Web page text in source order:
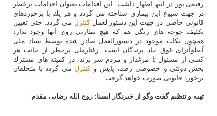
رفیعی پور در انتها اظهار داشت: این اقدامات بعنوان اقدامات پرخطر
در جهت شیوع این بیماری شناخته می گردد و هر یك با برخوردهای
قانونی خاصی در جهت این دستورالعملكنترل می گردد. حتی تعیین
تكلیف جوجه های رنگی هم كه هیچ نظارتی روی آنها وجود ندارد
همچون نكات موجود در دستورالعمل صادر شده توسط ستاد ملی
آنفلوآنزای فوق حاد پرندگان است. رفتارهای پرخطر از جانب هر
كسی از مسئول تا مرغدار و مردم سر بزند، در كمیته های مشترك
بخش دولتی و خصوصی رصد، پایش وكنترل می گردد با متخلفان
برخورد قانونی صورت خواهد گرفت.
تهیه و تنظیم گفت وگو از خبرنگار ایسنا: روح الله رضایی مقدم